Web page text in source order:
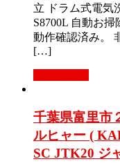
立 ドラム式電気
S8700L 自動お
動作確認済み。
[…]
千葉県富里市
ルヒャー (
SC JTK20 ジ